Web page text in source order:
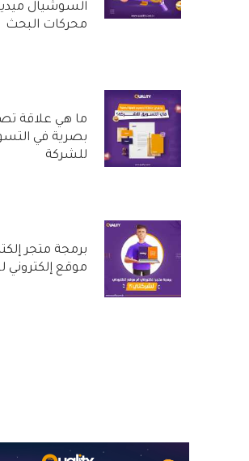
السوشيال
محركات البحث
ما هي علاقة
بصرية في
للشركة
برمجة متجر
موقع إلكتروني